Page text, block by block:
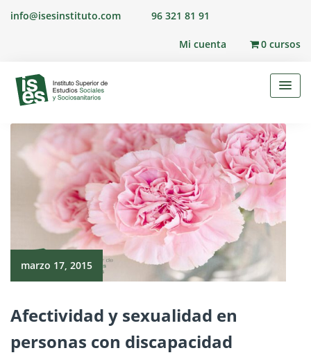
Skipinfo@isesinstituto.com 96 321 81 91
Mi cuenta 0 cursos
marzo 17, 2015
Afectividad y sexualidad en
personas con discapacidad